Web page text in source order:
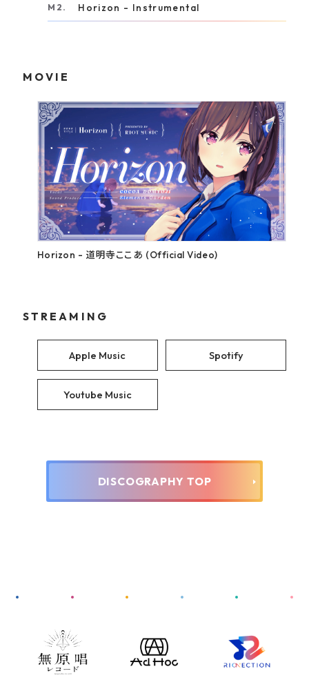
Horizon - Instrumental
MOVIE
Horizon - 道明寺ここあ (Official Video)
STREAMING
Apple Music Spotify
Youtube Music
DISCOGRAPHY TOP